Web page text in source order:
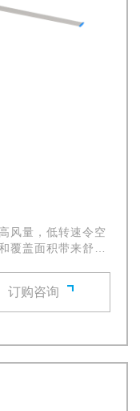
风量，低转速令空
覆盖面积带来舒适
订购咨询